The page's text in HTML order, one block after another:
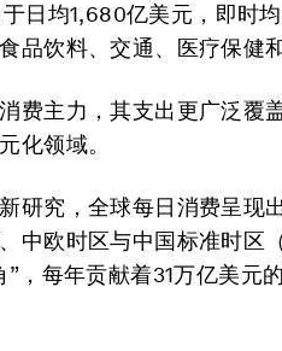
日均1,680亿美元，即时
品饮料、交通、医疗保健
费主力，其支出更广泛覆
化领域。
研究，全球每日消费呈现
中欧时区与中国标准时区
，每年贡献着31万亿美元